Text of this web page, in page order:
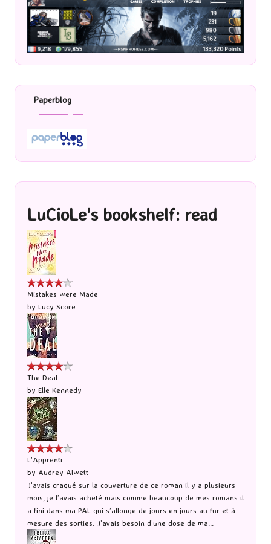
Paperblog
LuCioLe's bookshelf: read
Mistakes were Made
by Lucy Score
The Deal
by Elle Kennedy
L'Apprenti
by Audrey Alwett
J’avais craqué sur la couverture de ce roman il y a plusieurs
mois, je l’avais acheté mais comme beaucoup de mes romans il
a fini dans ma PAL qui s’allonge de jours en jours au fur et à
mesure des sorties. J’avais besoin d’une dose de ma...